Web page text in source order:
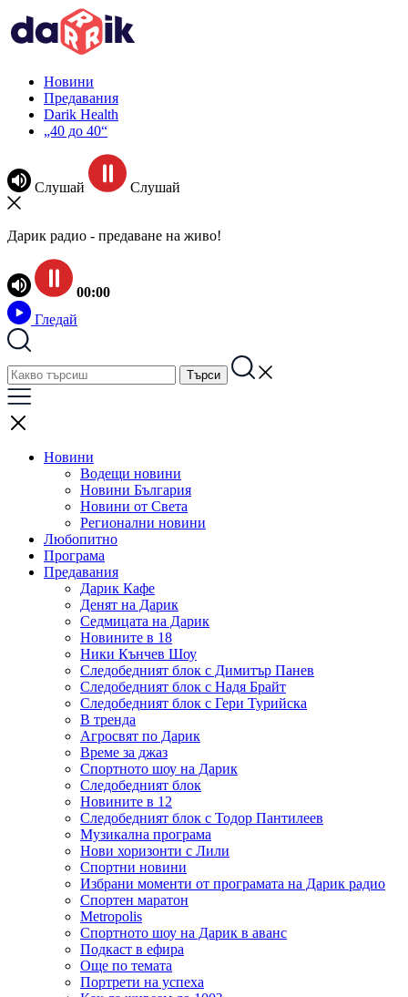
Новини
Предавания
Darik Health
„40 до 40“
Слушай Слушай
Дарик радио - предаване на живо!
00:00
Гледай
Новини
Водещи новини
Новини България
Новини от Света
Регионални новини
Любопитно
Програма
Предавания
Дарик Кафе
Денят на Дарик
Седмицата на Дарик
Новините в 18
Ники Кънчев Шоу
Следобедният блок с Димитър Панев
Следобедният блок с Надя Брайт
Следобедният блок с Гери Турийска
В тренда
Агросвят по Дарик
Време за джаз
Спортното шоу на Дарик
Следобедният блок
Новините в 12
Следобедният блок с Тодор Пантилеев
Музикална програма
Нови хоризонти с Лили
Спортни новини
Избрани моменти от програмата на Дарик радио
Спортен маратон
Metropolis
Спортното шоу на Дарик в аванс
Подкаст в ефира
Още по темата
Портрети на успеха